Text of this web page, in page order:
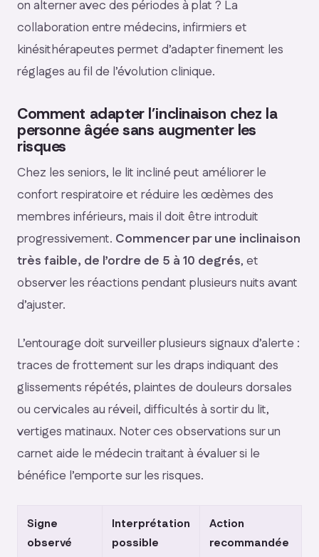
on alterner avec des périodes à plat ? La
collaboration entre médecins, infirmiers et
kinésithérapeutes permet d’adapter finement les
réglages au fil de l’évolution clinique.
Comment adapter l’inclinaison chez la
personne âgée sans augmenter les
risques
Chez les seniors, le lit incliné peut améliorer le
confort respiratoire et réduire les œdèmes des
membres inférieurs, mais il doit être introduit
progressivement. Commencer par une inclinaison
très faible, de l’ordre de 5 à 10 degrés, et
observer les réactions pendant plusieurs nuits avant
d’ajuster.
L’entourage doit surveiller plusieurs signaux d’alerte :
traces de frottement sur les draps indiquant des
glissements répétés, plaintes de douleurs dorsales
ou cervicales au réveil, difficultés à sortir du lit,
vertiges matinaux. Noter ces observations sur un
carnet aide le médecin traitant à évaluer si le
bénéfice l’emporte sur les risques.
Signe
observé
Interprétation
possible
Action
recommandée